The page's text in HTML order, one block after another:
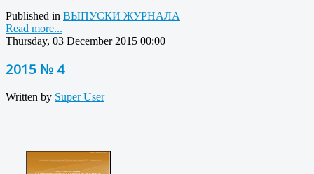
Published in ВЫПУСКИ ЖУРНАЛА
Read more...
Thursday, 03 December 2015 00:00
2015 № 4
Written by Super User